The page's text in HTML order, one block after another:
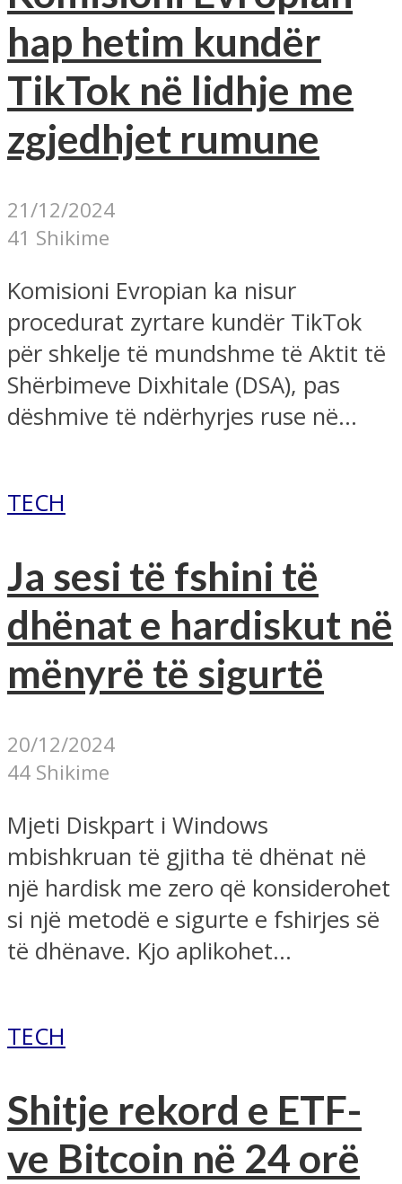
hap hetim kundër
TikTok në lidhje me
zgjedhjet rumune
21/12/2024
41 Shikime
Komisioni Evropian ka nisur
procedurat zyrtare kundër TikTok
për shkelje të mundshme të Aktit të
Shërbimeve Dixhitale (DSA), pas
dëshmive të ndërhyrjes ruse në...
TECH
Ja sesi të fshini të
dhënat e hardiskut në
mënyrë të sigurtë
20/12/2024
44 Shikime
Mjeti Diskpart i Windows
mbishkruan të gjitha të dhënat në
një hardisk me zero që konsiderohet
si një metodë e sigurte e fshirjes së
të dhënave. Kjo aplikohet...
TECH
Shitje rekord e ETF-
ve Bitcoin në 24 orë